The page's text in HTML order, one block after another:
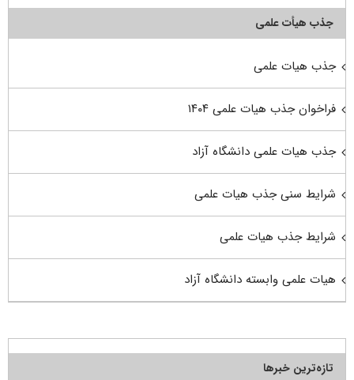
جذب هیأت علمی
جذب هیات علمی
فراخوان جذب هیات علمی ۱۴۰۴
جذب هیات علمی دانشگاه آزاد
شرایط سنی جذب هیات علمی
شرایط جذب هیات علمی
هیات علمی وابسته دانشگاه آزاد
تازه‌ترین خبرها